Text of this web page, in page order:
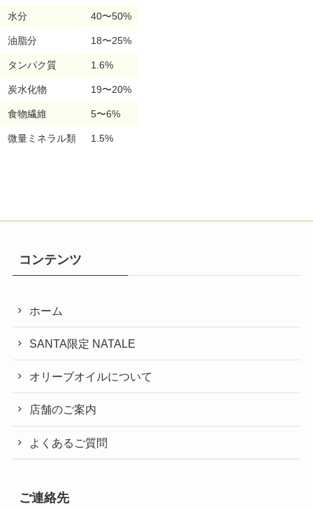
水分 40〜50%
油脂分 18〜25%
タンパク質 1.6%
炭水化物 19〜20%
食物繊維 5〜6%
微量ミネラル類 1.5%
コンテンツ
ホーム
SANTA限定 NATALE
オリーブオイルについて
店舗のご案内
よくあるご質問
ご連絡先